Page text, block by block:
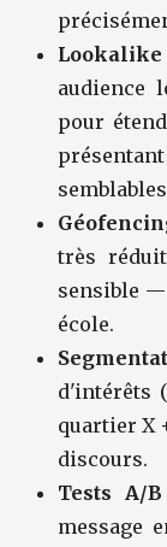
Lookalike
audience
pour
très
sensible —
école.
d'intérêts
quartier X
discours.
Tests A/
message